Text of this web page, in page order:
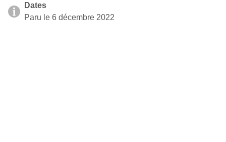
Dates
Paru le 6 décembre 2022